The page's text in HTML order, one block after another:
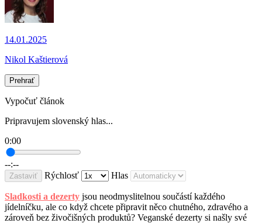
14.01.2025
Nikol Kaštierová
Prehrať
Vypočuť článok
Pripravujem slovenský hlas...
0:00
--:--
Zastaviť Rýchlosť Hlas
Sladkosti a dezerty jsou neodmyslitelnou součástí každého
jídelníčku, ale co když chcete připravit něco chutného, zdravého a
zároveň bez živočišných produktů? Veganské dezerty si našly své